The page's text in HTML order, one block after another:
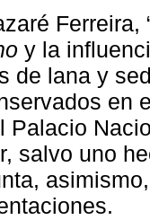
y la
de lana y
en
Palacio
salvo uno